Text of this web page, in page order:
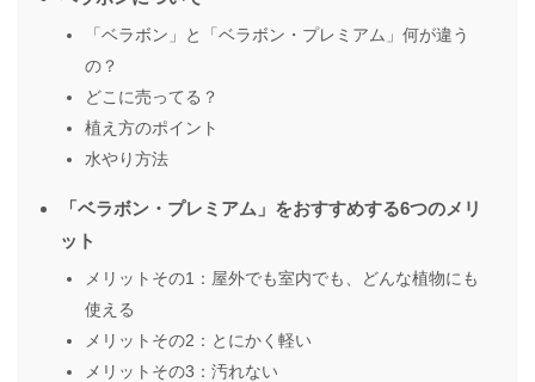
「ベラボン」と「ベラボン・プレミアム」何が違う
の？
どこに売ってる？
植え方のポイント
水やり方法
「ベラボン・プレミアム」をおすすめする6つのメリ
ット
メリットその1：屋外でも室内でも、どんな植物にも
使える
メリットその2：とにかく軽い
メリットその3：汚れない